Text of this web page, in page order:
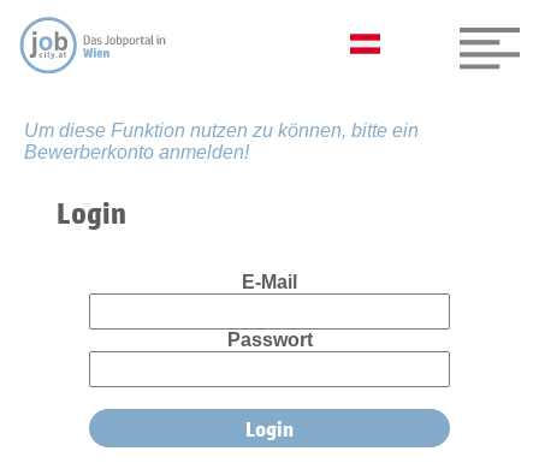
Um diese Funktion nutzen zu können, bitte ein
Bewerberkonto anmelden!
Login
E-Mail
Passwort